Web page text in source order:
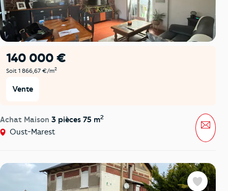
140 000 €
Soit 1 866,67 €/m2
Vente
Achat Maison 3 pièces 75 m2
Oust-Marest
Favoris